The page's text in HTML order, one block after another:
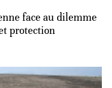
face au dilemme
protection